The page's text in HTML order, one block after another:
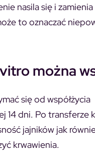
nasila się i zamienia
to oznaczać
można
się od współżycia
14 dni. Po transferze
jajników jak
krwawienia.